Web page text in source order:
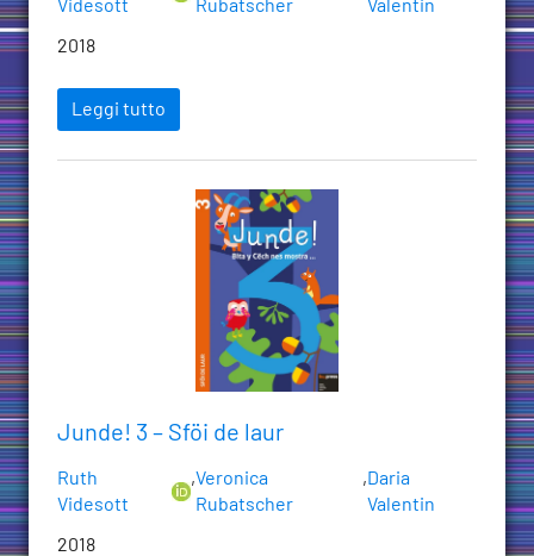
Videsott Rubatscher Valentin
2018
Leggi tutto
Junde! 3 – Sföi de laur
Ruth
Videsott
,Veronica
Rubatscher
,Daria
Valentin
2018